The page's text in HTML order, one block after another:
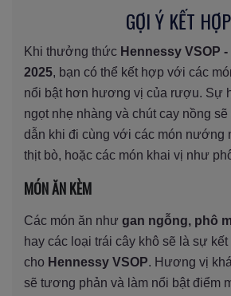
GỢI Ý KẾT HỢP
Khi thưởng thức Hennessy VSOP
2025, bạn có thể kết hợp với các
nổi bật hơn hương vị của rượu. Sự
ngọt nhẹ nhàng và chút cay nồng
dẫn khi đi cùng với các món nướng
thịt bò, hoặc các món khai vị như
MÓN ĂN KÈM
Các món ăn như gan ngỗng, phô
hay các loại trái cây khô sẽ là sự
cho Hennessy VSOP. Hương vị
sẽ tương phản và làm nổi bật điểm